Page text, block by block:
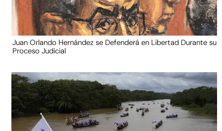
Juan Orlando Hernández se Defenderá en Libertad Durante su
Proceso Judicial